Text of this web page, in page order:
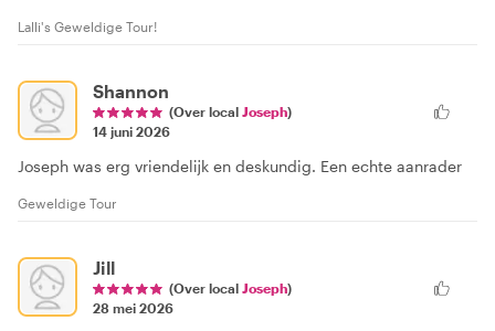
Lalli's Geweldige Tour!
Shannon
(Over local Joseph)
14 juni 2026
Joseph was erg vriendelijk en deskundig. Een echte aanrader
Geweldige Tour
Jill
(Over local Joseph)
28 mei 2026